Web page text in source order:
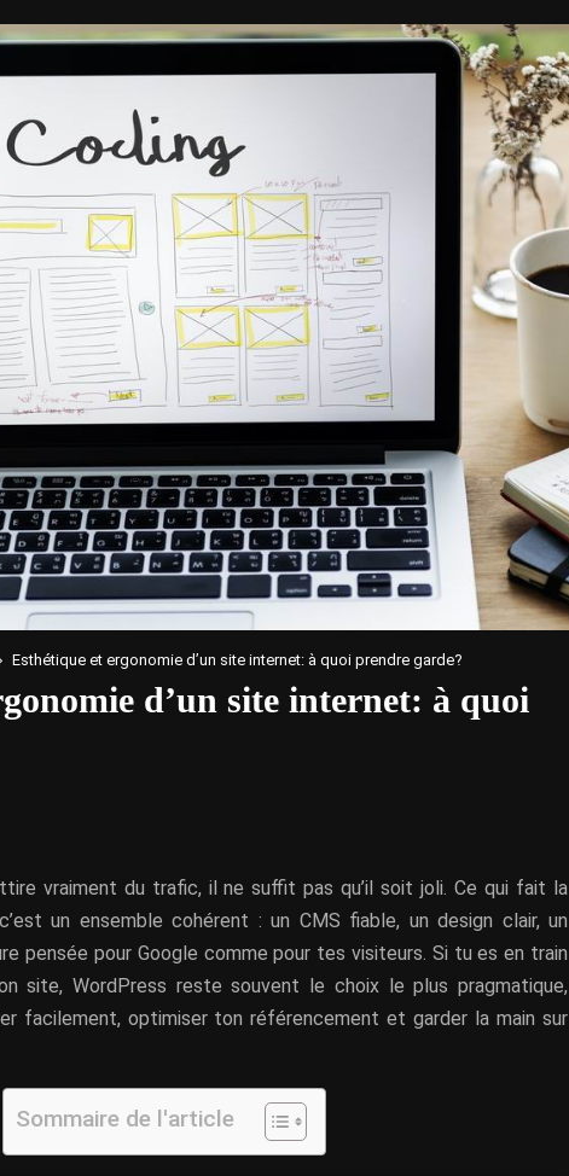
Esthétique et ergonomie d’un site internet: à quoi prendre garde?
d’un site internet: à quoi
vraiment du trafic, il ne suffit pas qu’il soit joli. Ce qui fait la
un ensemble cohérent : un CMS fiable, un design clair, un
pensée pour Google comme pour tes visiteurs. Si tu es en train
site, WordPress reste souvent le choix le plus pragmatique,
facilement, optimiser ton référencement et garder la main sur
Sommaire de l'article